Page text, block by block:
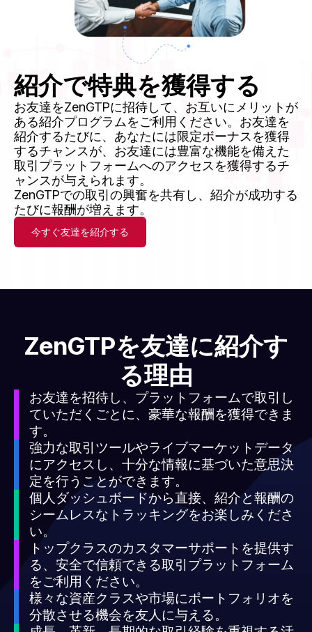
紹介で特典を獲得する
お友達をZenGTPに招待して、お互いにメリットが
ある紹介プログラムをご利用ください。お友達を
紹介するたびに、あなたには限定ボーナスを獲得
するチャンスが、お友達には豊富な機能を備えた
取引プラットフォームへのアクセスを獲得するチ
ャンスが与えられます。
ZenGTPでの取引の興奮を共有し、紹介が成功する
たびに報酬が増えます。
今すぐ友達を紹介する
ZenGTPを友達に紹介す
る理由
お友達を招待し、プラットフォームで取引し
ていただくごとに、豪華な報酬を獲得できま
す。
強力な取引ツールやライブマーケットデータ
にアクセスし、十分な情報に基づいた意思決
定を行うことができます。
個人ダッシュボードから直接、紹介と報酬の
シームレスなトラッキングをお楽しみくださ
い。
トップクラスのカスタマーサポートを提供す
る、安全で信頼できる取引プラットフォーム
をご利用ください。
様々な資産クラスや市場にポートフォリオを
分散させる機会を友人に与える。